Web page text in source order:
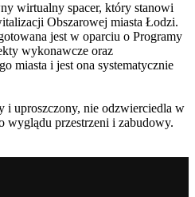
wirtualny spacer, który stanowi
Obszarowej miasta Łodzi.
jest w oparciu o Programy
wykonawcze oraz
miasta i jest ona systematycznie
i uproszczony, nie odzwierciedla w
wyglądu przestrzeni i zabudowy.